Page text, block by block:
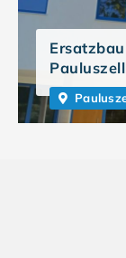
Pauluszell